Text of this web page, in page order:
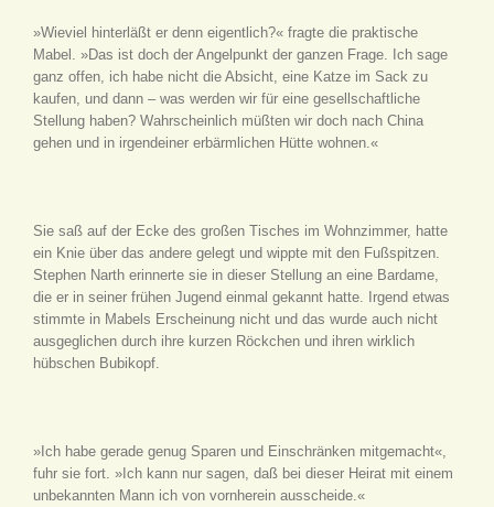
»Wieviel hinterläßt er denn eigentlich?« fragte die praktische
Mabel. »Das ist doch der Angelpunkt der ganzen Frage. Ich sage
ganz offen, ich habe nicht die Absicht, eine Katze im Sack zu
kaufen, und dann – was werden wir für eine gesellschaftliche
Stellung haben? Wahrscheinlich müßten wir doch nach China
gehen und in irgendeiner erbärmlichen Hütte wohnen.«
Sie saß auf der Ecke des großen Tisches im Wohnzimmer, hatte
ein Knie über das andere gelegt und wippte mit den Fußspitzen.
Stephen Narth erinnerte sie in dieser Stellung an eine Bardame,
die er in seiner frühen Jugend einmal gekannt hatte. Irgend etwas
stimmte in Mabels Erscheinung nicht und das wurde auch nicht
ausgeglichen durch ihre kurzen Röckchen und ihren wirklich
hübschen Bubikopf.
»Ich habe gerade genug Sparen und Einschränken mitgemacht«,
fuhr sie fort. »Ich kann nur sagen, daß bei dieser Heirat mit einem
unbekannten Mann ich von vornherein ausscheide.«